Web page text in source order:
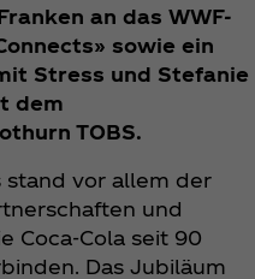
an das WWF-
sowie ein
Stress und Stefanie
dem
TOBS.
vor allem der
und
Coca‑Cola seit 90
Das Jubiläum